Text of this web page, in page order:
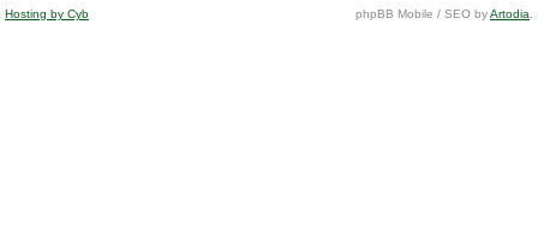
Hosting by Cyb phpBB Mobile / SEO byArtodia